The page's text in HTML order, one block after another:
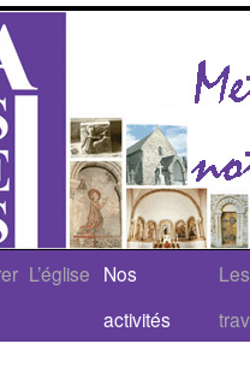
L’église Nos
activités
Les